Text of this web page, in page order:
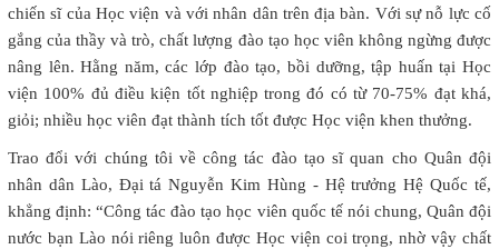
chiến sĩ của Học viện và với nhân dân trên địa bàn. Với sự nỗ lực cố
gắng của thầy và trò, chất lượng đào tạo học viên không ngừng được
nâng lên. Hằng năm, các lớp đào tạo, bồi dưỡng, tập huấn tại Học
viện 100% đủ điều kiện tốt nghiệp trong đó có từ 70-75% đạt khá,
giỏi; nhiều học viên đạt thành tích tốt được Học viện khen thưởng.
Trao đổi với chúng tôi về công tác đào tạo sĩ quan cho Quân đội
nhân dân Lào, Đại tá Nguyễn Kim Hùng - Hệ trưởng Hệ Quốc tế,
khẳng định: “Công tác đào tạo học viên quốc tế nói chung, Quân đội
nước bạn Lào nói riêng luôn được Học viện coi trọng, nhờ vậy chất